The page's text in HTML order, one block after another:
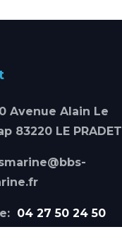
Avenue Alain Le
83220 LE PRADET
04 27 50 24 50